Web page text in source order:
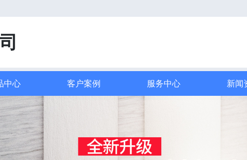
中心 客户案例 服务中心 新闻